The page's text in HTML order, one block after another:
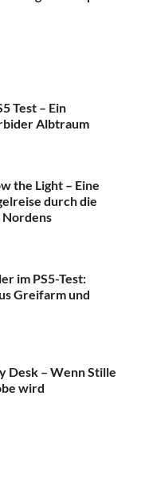
Test – Ein
Albtraum
the Light – Eine
durch die
Nordens
im PS5-Test:
Greifarm und
Desk – Wenn Stille
wird